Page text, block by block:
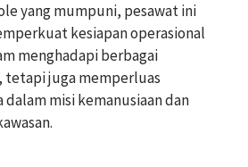
yang mumpuni, pesawat ini
kesiapan operasional
menghadapi berbagai
tetapi juga memperluas
dalam misi kemanusiaan dan